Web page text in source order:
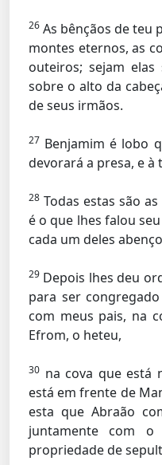
26 As bênçãos de teu
montes eternos, as
outeiros; sejam elas
sobre o alto da
de seus irmãos.
27 Benjamim é lobo
devorará a presa, e
28 Todas estas são
é o que lhes falou
cada um deles
29 Depois lhes deu
para ser
com meus pais, na
Efrom, o heteu,
30 na cova que está
está em frente de
esta que Abraão
juntamente com o
propriedade de